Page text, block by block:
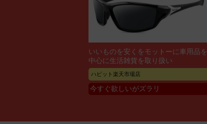
いいものを安くをモットーに車用品を
中心に生活雑貨を取り扱い
ハビット楽天市場店
今すぐ欲しいがズラリ